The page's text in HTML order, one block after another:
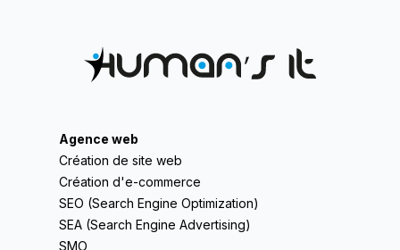
Agence web
Création de site web
Création d'e-commerce
SEO (Search Engine Optimization)
SEA (Search Engine Advertising)
SMO